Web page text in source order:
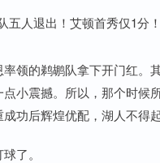
领的鹈鹕队拿下开门红。
小震撼。所以，那个时候
功后辉煌优配，湖人不得
了。